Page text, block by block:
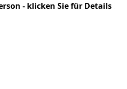
- klicken Sie für Details